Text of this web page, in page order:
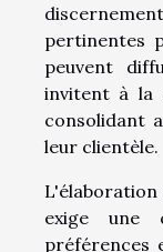
pertinentes
peuvent
invitent à la
consolidant
leur clientèle.
exige une
préférences